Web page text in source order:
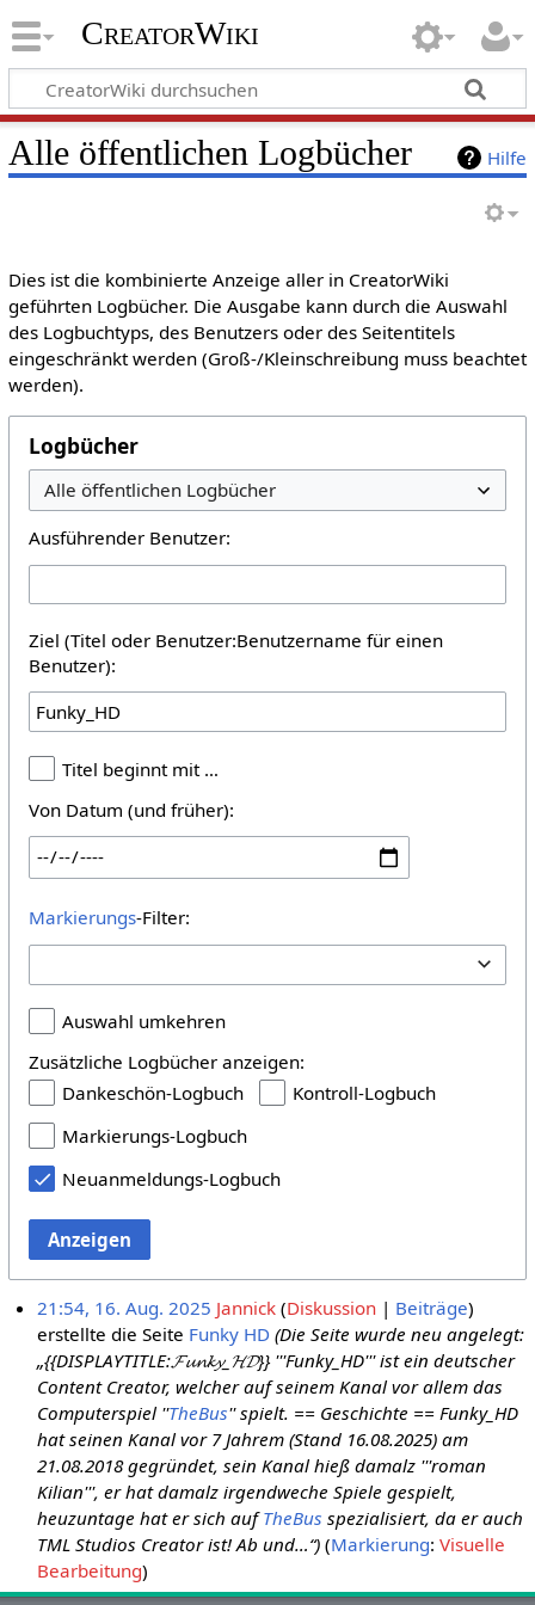
CreatorWiki
Hilfe
Alle öffentlichen Logbücher
Dies ist die kombinierte Anzeige aller in CreatorWiki
geführten Logbücher. Die Ausgabe kann durch die Auswahl
des Logbuchtyps, des Benutzers oder des Seitentitels
eingeschränkt werden (Groß-/Kleinschreibung muss beachtet
werden).
Logbücher
Ausführender Benutzer:
Ziel (Titel oder Benutzer:Benutzername für einen
Benutzer):
Titel beginnt mit …
Von Datum (und früher):
Markierungs-Filter:
Auswahl umkehren
Zusätzliche Logbücher anzeigen:
Dankeschön-Logbuch
Kontroll-Logbuch
Markierungs-Logbuch
Neuanmeldungs-Logbuch
Anzeigen
21:54, 16. Aug. 2025 Jannick Diskussion
Beiträge
erstellte die Seite Funky HD (Die Seite wurde neu angelegt:
„{{DISPLAYTITLE:𝓕𝓾𝓷𝓴𝔂_𝓗𝓓}} '''Funky_HD''' ist ein deutscher
Content Creator, welcher auf seinem Kanal vor allem das
Computerspiel ''TheBus'' spielt. == Geschichte == Funky_HD
hat seinen Kanal vor 7 Jahrem (Stand 16.08.2025) am
21.08.2018 gegründet, sein Kanal hieß damalz '''roman
Kilian''', er hat damalz irgendweche Spiele gespielt,
heuzuntage hat er sich aufTheBus spezialisiert, da er auch
TML Studios Creator ist! Ab und…“) Markierung:Visuelle
Bearbeitung